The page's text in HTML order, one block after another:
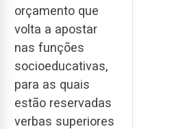
orçamento que
volta a apostar
nas funções
socioeducativas,
para as quais
estão reservadas
verbas superiores